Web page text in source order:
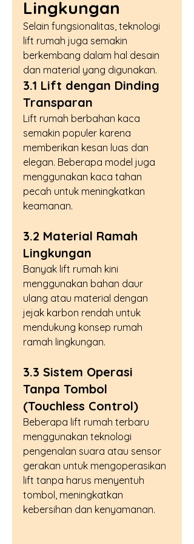
Lingkungan
Selain fungsionalitas, teknologi
lift rumah juga semakin
berkembang dalam hal desain
dan material yang digunakan.
3.1 Lift dengan Dinding
Transparan
Lift rumah berbahan kaca
semakin populer karena
memberikan kesan luas dan
elegan. Beberapa model juga
menggunakan kaca tahan
pecah untuk meningkatkan
keamanan.
3.2 Material Ramah
Lingkungan
Banyak lift rumah kini
menggunakan bahan daur
ulang atau material dengan
jejak karbon rendah untuk
mendukung konsep rumah
ramah lingkungan.
3.3 Sistem Operasi
Tanpa Tombol
(Touchless Control)
Beberapa lift rumah terbaru
menggunakan teknologi
pengenalan suara atau sensor
gerakan untuk mengoperasikan
lift tanpa harus menyentuh
tombol, meningkatkan
kebersihan dan kenyamanan.